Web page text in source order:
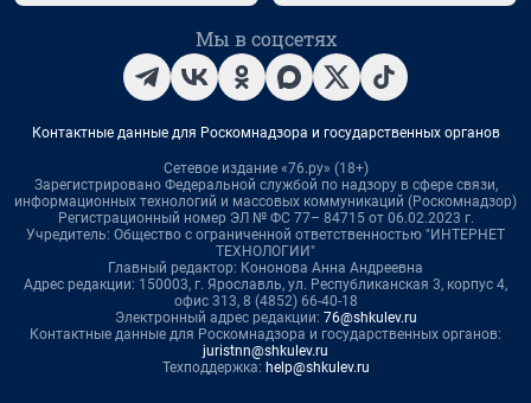
Мы в соцсетях
Контактные данные для Роскомнадзора и государственных органов
Сетевое издание «76.ру» (18+)
Зарегистрировано Федеральной службой по надзору в сфере связи,
информационных технологий и массовых коммуникаций (Роскомнадзор)
Регистрационный номер ЭЛ № ФС 77– 84715 от 06.02.2023 г.
Учредитель: Общество с ограниченной ответственностью "ИНТЕРНЕТ
ТЕХНОЛОГИИ"
Главный редактор: Кононова Анна Андреевна
Адрес редакции: 150003, г. Ярославль, ул. Республиканская 3, корпус 4,
офис 313, 8 (4852) 66-40-18
Электронный адрес редакции: 76@shkulev.ru
Контактные данные для Роскомнадзора и государственных органов:
juristnn@shkulev.ru
Техподдержка: help@shkulev.ru